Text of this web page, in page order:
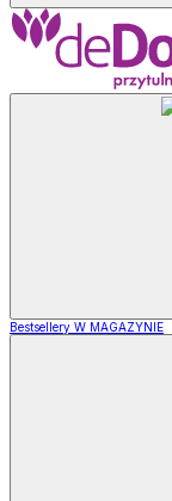
Bestsellery W MAGAZYNIE